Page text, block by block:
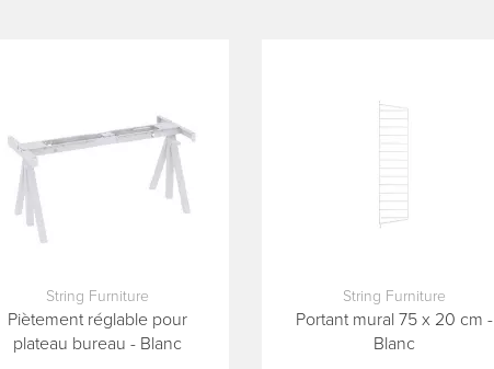
String Furniture
Piètement réglable pour
plateau bureau - Blanc
String Furniture
Portant mural 75 x 20 cm -
Blanc